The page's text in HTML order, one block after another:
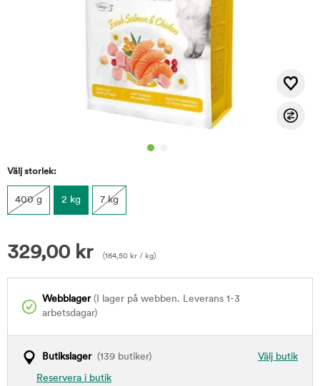
Välj storlek:
400 g 2 kg 7 kg
329,00 kr (164,50 kr / kg)
Webblager(I lager på webben. Leverans 1-3
arbetsdagar)
Välj butik
Butikslager(139 butiker)
Reservera i butik